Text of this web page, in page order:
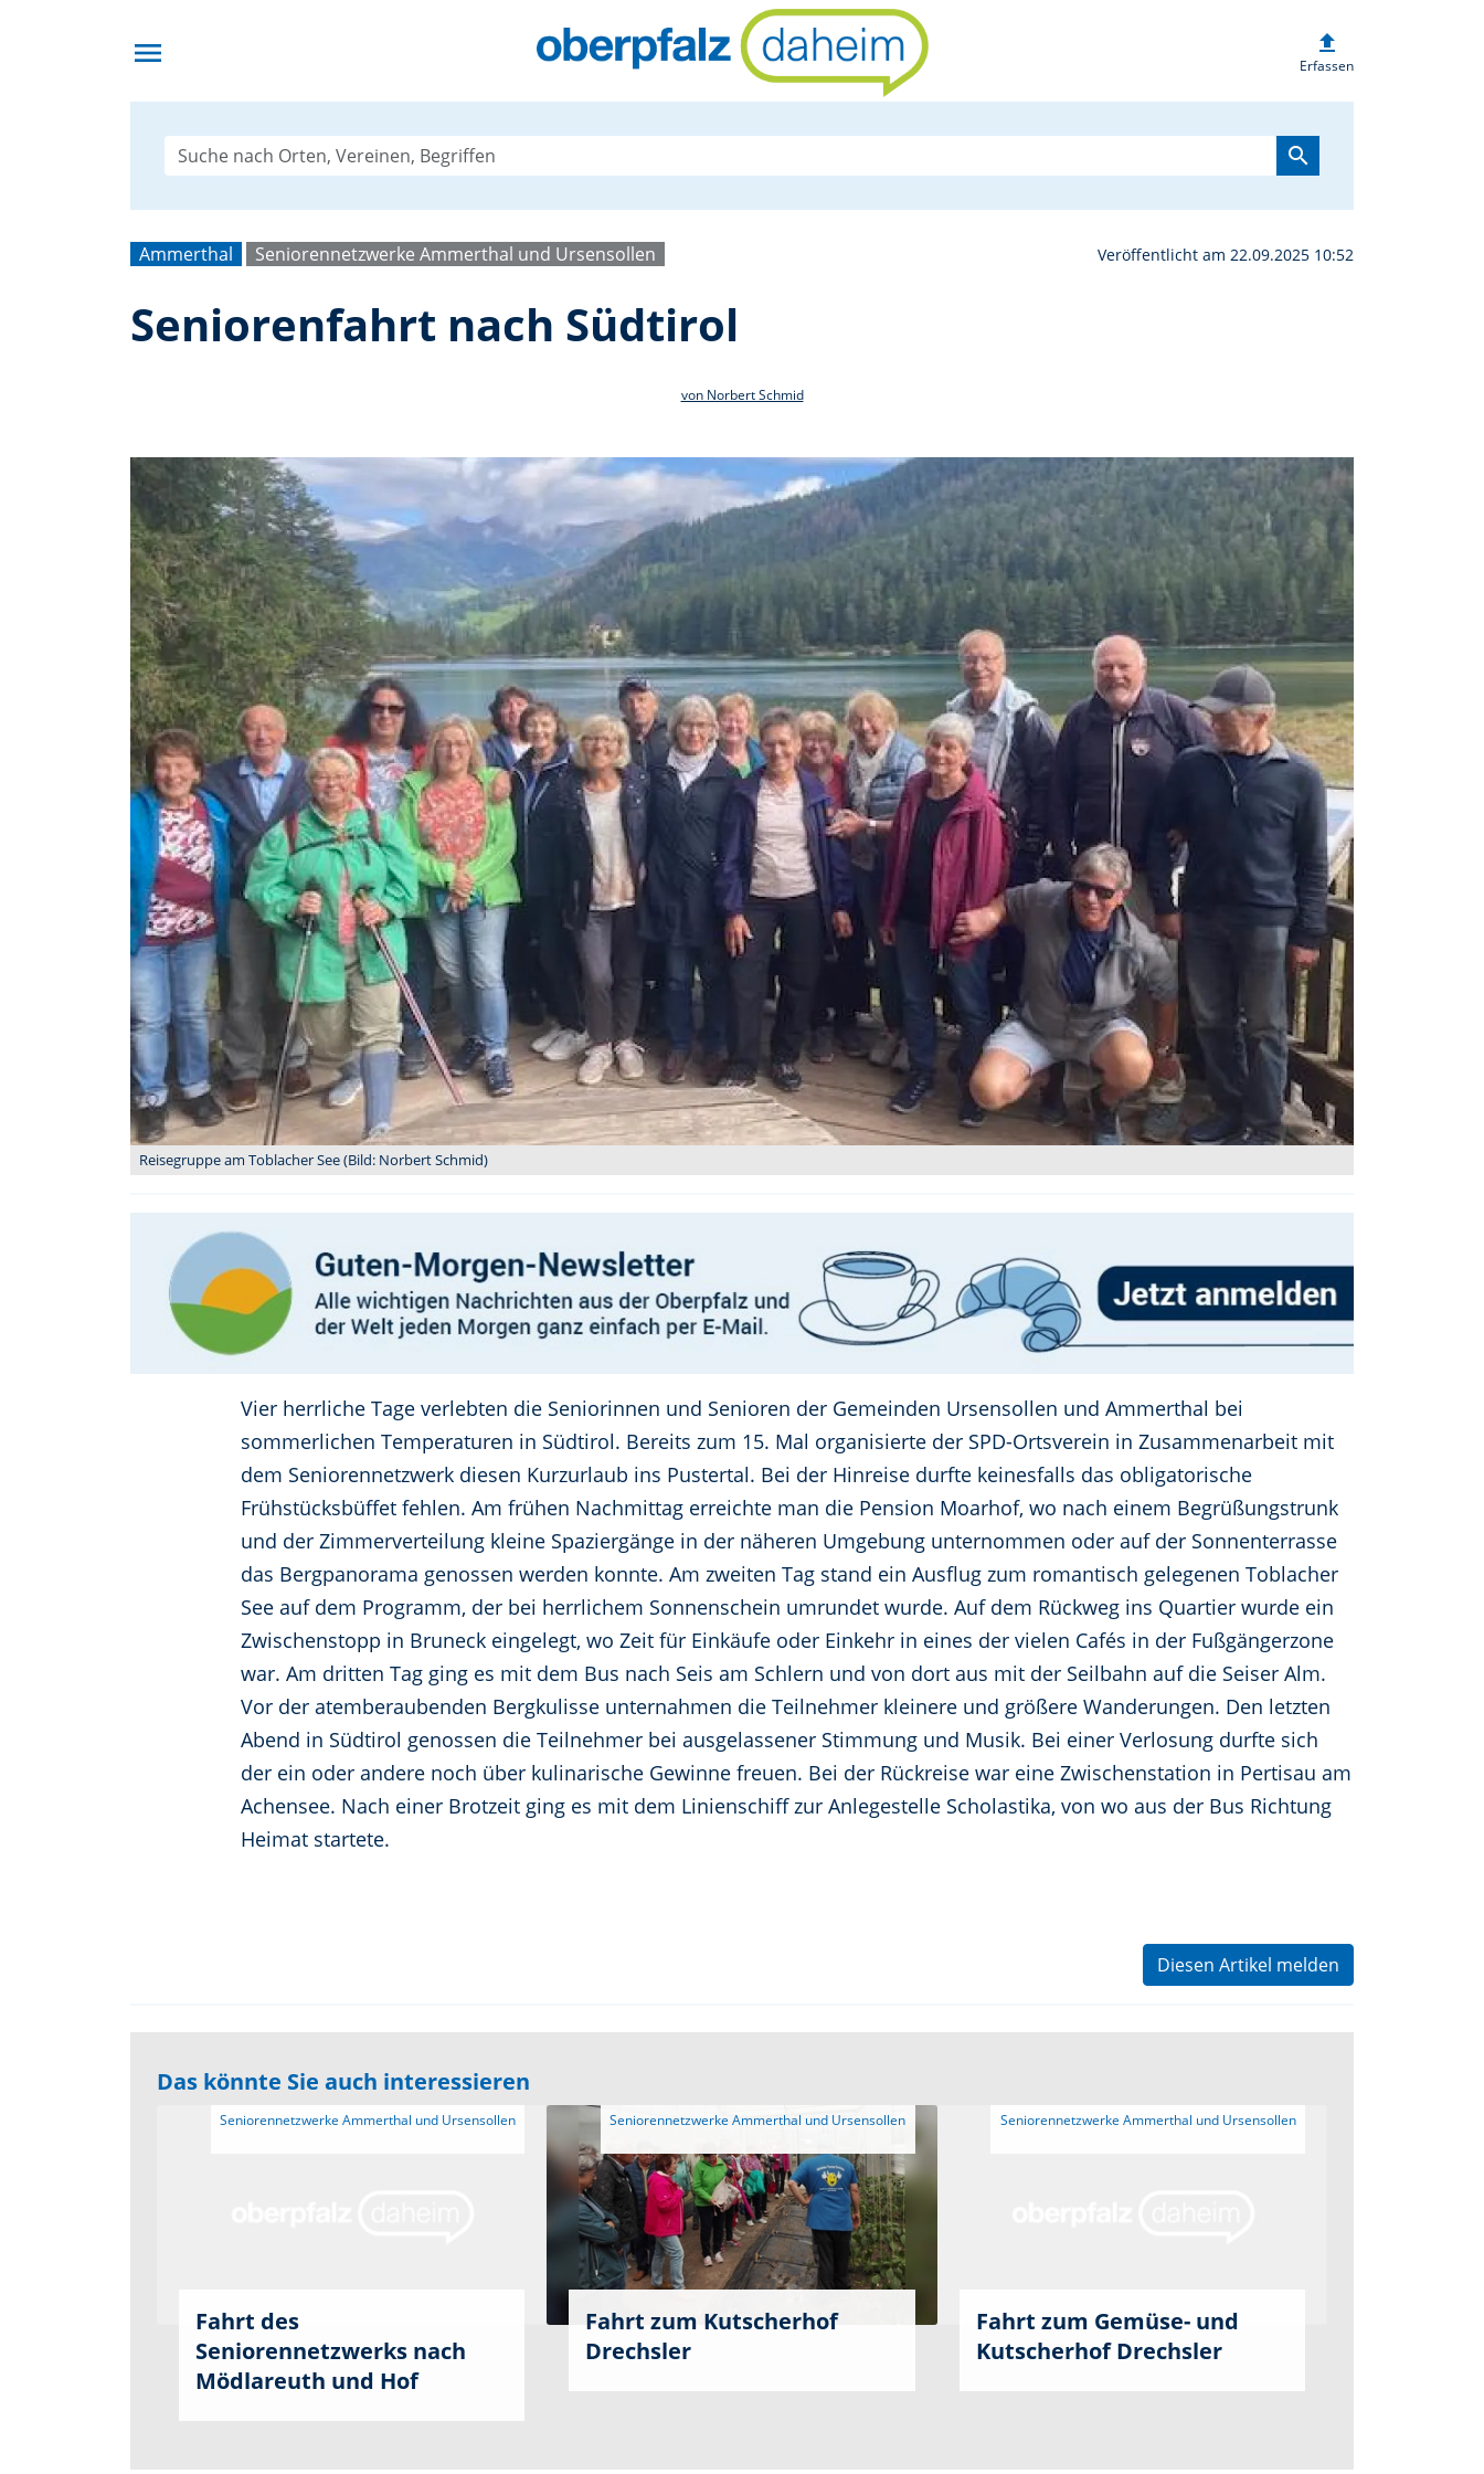
menu Seniorenfahrt nach Südtirol |
upload
Erfassen
search
Ammerthal Seniorennetzwerke Ammerthal und Ursensollen Veröffentlicht am 22.09.2025 10:52
Seniorenfahrt nach Südtirol
von Norbert Schmid
Reisegruppe am Toblacher See (Bild: Norbert Schmid)
Vier herrliche Tage verlebten die Seniorinnen und Senioren der Gemeinden Ursensollen und Ammerthal bei
sommerlichen Temperaturen in Südtirol. Bereits zum 15. Mal organisierte der SPD-Ortsverein in Zusammenarbeit mit
dem Seniorennetzwerk diesen Kurzurlaub ins Pustertal. Bei der Hinreise durfte keinesfalls das obligatorische
Frühstücksbüffet fehlen. Am frühen Nachmittag erreichte man die Pension Moarhof, wo nach einem Begrüßungstrunk
und der Zimmerverteilung kleine Spaziergänge in der näheren Umgebung unternommen oder auf der Sonnenterrasse
das Bergpanorama genossen werden konnte. Am zweiten Tag stand ein Ausflug zum romantisch gelegenen Toblacher
See auf dem Programm, der bei herrlichem Sonnenschein umrundet wurde. Auf dem Rückweg ins Quartier wurde ein
Zwischenstopp in Bruneck eingelegt, wo Zeit für Einkäufe oder Einkehr in eines der vielen Cafés in der Fußgängerzone
war. Am dritten Tag ging es mit dem Bus nach Seis am Schlern und von dort aus mit der Seilbahn auf die Seiser Alm.
Vor der atemberaubenden Bergkulisse unternahmen die Teilnehmer kleinere und größere Wanderungen. Den letzten
Abend in Südtirol genossen die Teilnehmer bei ausgelassener Stimmung und Musik. Bei einer Verlosung durfte sich
der ein oder andere noch über kulinarische Gewinne freuen. Bei der Rückreise war eine Zwischenstation in Pertisau am
Achensee. Nach einer Brotzeit ging es mit dem Linienschiff zur Anlegestelle Scholastika, von wo aus der Bus Richtung
Heimat startete.
Diesen Artikel melden
Das könnte Sie auch interessieren
Fahrt des
Seniorennetzwerks nach
Mödlareuth und Hof
Seniorennetzwerke Ammerthal und Ursensollen
Fahrt zum Kutscherhof
Drechsler
Fahrt zum Gemüse- und
Kutscherhof Drechsler